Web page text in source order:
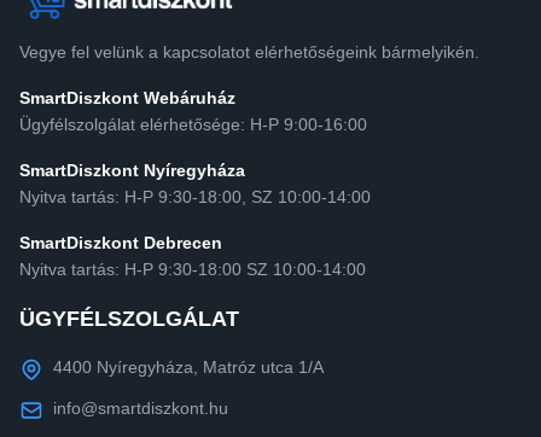
Vegye fel velünk a kapcsolatot elérhetőségeink bármelyikén.
SmartDiszkont Webáruház
Ügyfélszolgálat elérhetősége: H-P 9:00-16:00
SmartDiszkont Nyíregyháza
Nyitva tartás: H-P 9:30-18:00, SZ 10:00-14:00
SmartDiszkont Debrecen
Nyitva tartás: H-P 9:30-18:00 SZ 10:00-14:00
ÜGYFÉLSZOLGÁLAT
4400 Nyíregyháza, Matróz utca 1/A
info@smartdiszkont.hu